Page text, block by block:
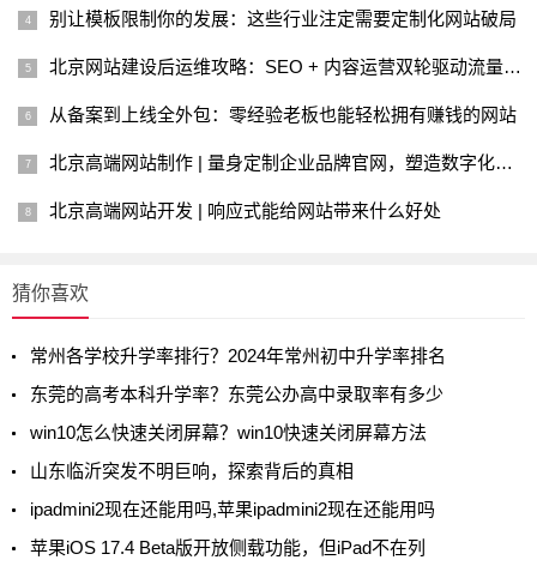
别让模板限制你的发展：这些行业注定需要定制化网站破局
北京网站建设后运维攻略：SEO + 内容运营双轮驱动流量增长
从备案到上线全外包：零经验老板也能轻松拥有赚钱的网站
北京高端网站制作 | 量身定制企业品牌官网，塑造数字化商业形象
北京高端网站开发 | 响应式能给网站带来什么好处
猜你喜欢
常州各学校升学率排行？2024年常州初中升学率排名
东莞的高考本科升学率？东莞公办高中录取率有多少
win10怎么快速关闭屏幕？win10快速关闭屏幕方法
山东临沂突发不明巨响，探索背后的真相
ipadmini2现在还能用吗,苹果ipadmini2现在还能用吗
苹果iOS 17.4 Beta版开放侧载功能，但iPad不在列